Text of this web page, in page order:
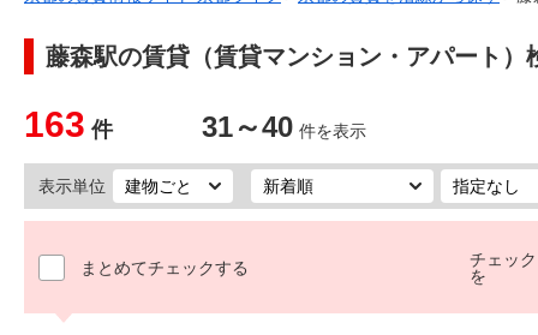
藤森駅の賃貸（賃貸マンション・アパート）
163 件 31～40 件を表示
表示単位
まとめてチェックする
チェッ
を